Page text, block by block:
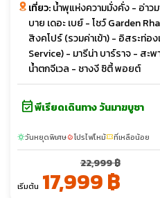
เที่ยว:น้ำพุแห่งความมั่งคั่ง - อ่าว
บาย เดอะ เบย์ - โชว์ Garden
สิงคโปร์ (รวมค่าเข้า) - อิสระท่อง
Service) - มารีน่า บาร์ราจ - สะ
น้ำตกจีเวล - ชางงี ซิตี้ พอยต์
event_availableพีเรียดเดินทาง วันมาฆบูชา
sunnyวันหยุดพิเศษlocal_fire_departmentโปรไฟไหม้confirmation_numberที่เหลือน้อย
เริ่มต้น
22,999 ฿
17,999 ฿